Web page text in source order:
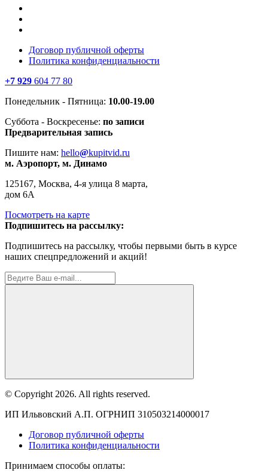
Договор публичной оферты
Политика конфиденциальности
+7 929 604 77 80
Понедельник - Пятница: 10.00-19.00
Суббота - Воскресенье: по записи
Предварительная запись
Пишите нам: hello@kupitvid.ru
м. Аэропорт, м. Динамо
125167, Москва, 4-я улица 8 марта,
дом 6А
Посмотреть на карте
Подпишитесь на рассылку:
Подпишитесь на рассылку, чтобы первыми быть в курсе
наших спецпредложений и акций!
© Copyright 2026. All rights reserved.
ИП Ильвовский А.П. ОГРНИП 310503214000017
Договор публичной оферты
Политика конфиденциальности
Принимаем способы оплаты: